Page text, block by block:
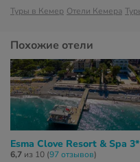
Туры в Кемер Отели Кемера
Похожие отели
Esma Clove Resort & Spa 3*
6,7 из 10 (97 отзывов)